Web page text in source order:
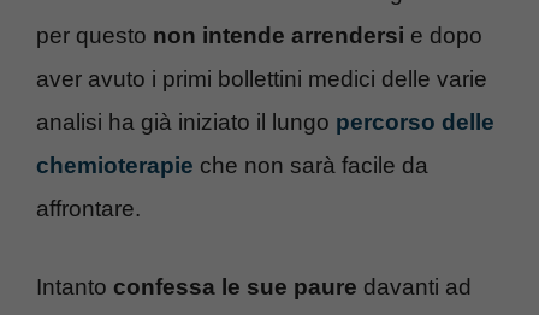
per questo non intende arrendersi e dopo
aver avuto i primi bollettini medici delle varie
analisi ha già iniziato il lungo percorso delle
chemioterapie che non sarà facile da
affrontare.
Intanto confessa le sue paure davanti ad